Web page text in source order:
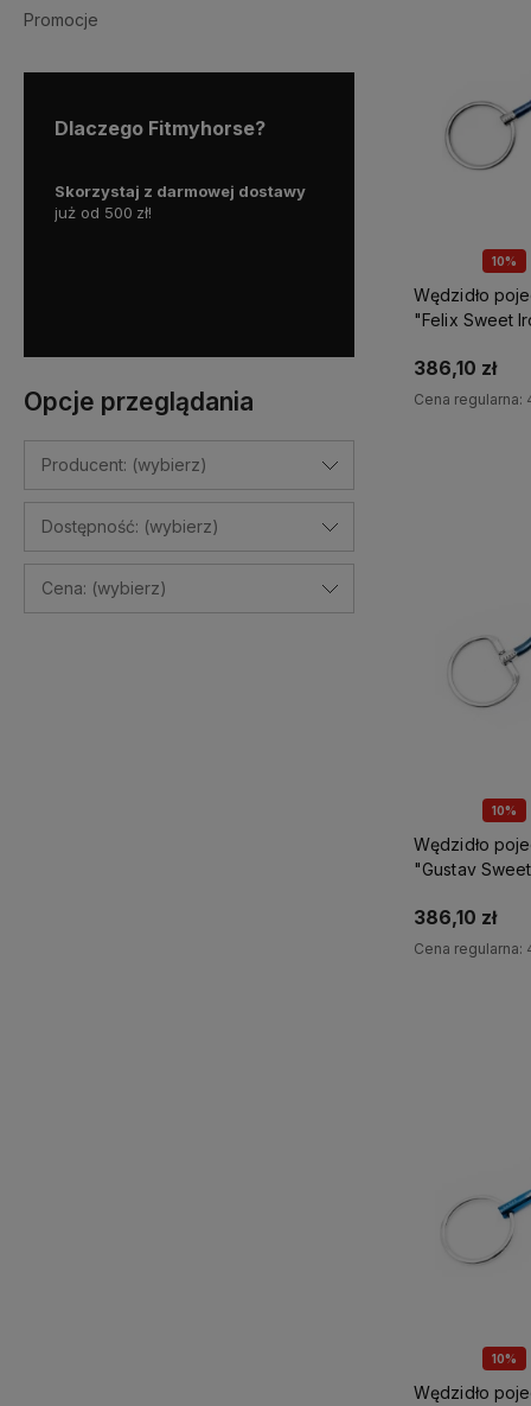
Promocje
Dlaczego Fitmyhorse?
Skorzystaj z darmowej dostawy
już od 500 zł!
doradzimy Ci w zakresie
określonego produktu,
go idealnie do Twoich
Opcje przeglądania
Producent: (wybierz)
Dostępność: (wybierz)
Cena: (wybierz)
10%
Wędzidło
"Felix Sweet
386,10 zł
Cena regularna:
10%
Wędzidło
"Gustav
386,10 zł
Cena regularna:
10%
Wędzidło